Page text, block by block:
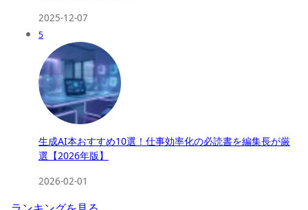
2025-12-07
5
生成AI本おすすめ10選！仕事効率化の必読書を編集長が厳
選【2026年版】
2026-02-01